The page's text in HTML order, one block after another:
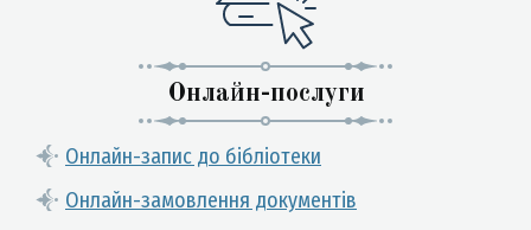
Онлайн-послуги
Онлайн-запис до бібліотеки
Онлайн-замовлення документів